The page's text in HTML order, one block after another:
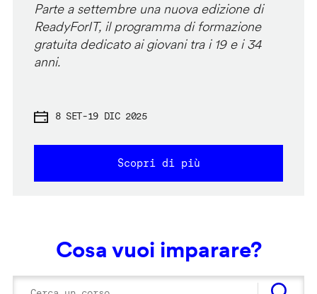
Parte a settembre una nuova edizione di
ReadyForIT, il programma di formazione
gratuita dedicato ai giovani tra i 19 e i 34
anni.
8 SET-19 DIC 2025
Scopri di più
Cosa vuoi imparare?